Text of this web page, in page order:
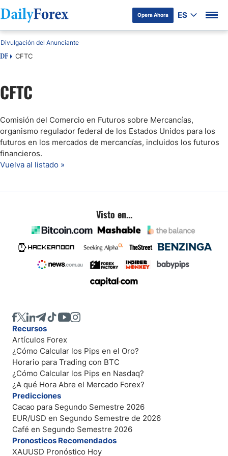
Opera Ahora ES
DF CFTC
Divulgación del Anunciante
CFTC
Comisión del Comercio en Futuros sobre Mercancías,
organismo regulador federal de los Estados Unidos para los
futuros en los mercados de mercancías, incluidos los futuros
financieros.
Vuelva al listado »
Visto en...
Recursos
Artículos Forex
¿Cómo Calcular los Pips en el Oro?
Horario para Trading con BTC
¿Cómo Calcular los Pips en Nasdaq?
¿A qué Hora Abre el Mercado Forex?
Predicciones
Cacao para Segundo Semestre 2026
EUR/USD en Segundo Semestre de 2026
Café en Segundo Semestre 2026
Pronosticos Recomendados
XAUUSD Pronóstico Hoy